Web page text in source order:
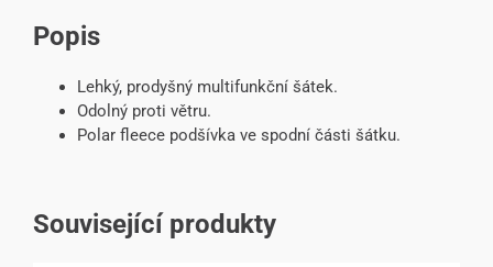
Popis
Lehký, prodyšný multifunkční šátek.
Odolný proti větru.
Polar fleece podšívka ve spodní části šátku.
Související produkty